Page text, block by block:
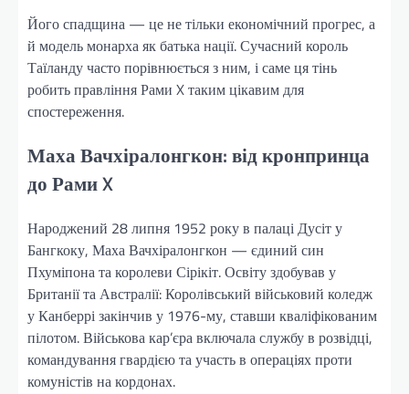
Його спадщина — це не тільки економічний прогрес, а
й модель монарха як батька нації. Сучасний король
Таїланду часто порівнюється з ним, і саме ця тінь
робить правління Рами X таким цікавим для
спостереження.
Маха Вачхіралонгкон: від кронпринца
до Рами X
Народжений 28 липня 1952 року в палаці Дусіт у
Бангкоку, Маха Вачхіралонгкон — єдиний син
Пхуміпона та королеви Сірікіт. Освіту здобував у
Британії та Австралії: Королівський військовий коледж
у Канберрі закінчив у 1976-му, ставши кваліфікованим
пілотом. Військова кар’єра включала службу в розвідці,
командування гвардією та участь в операціях проти
комуністів на кордонах.